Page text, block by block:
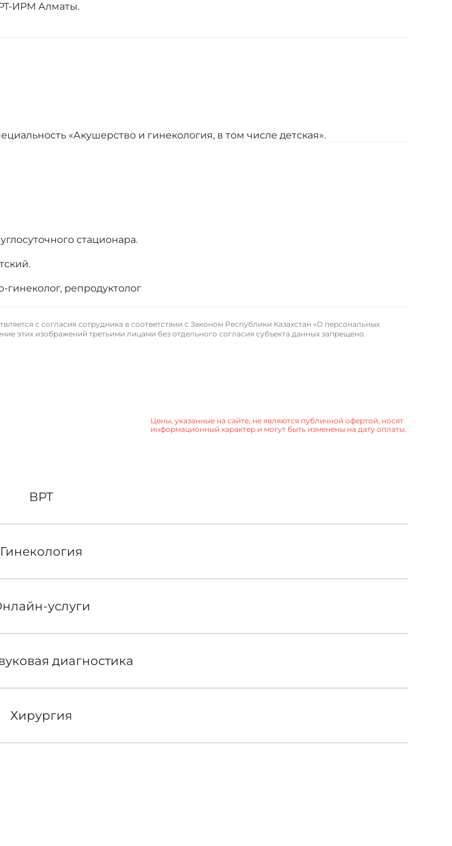
ИРМ Алматы.
«Акушерство и гинекология, в том числе детская».
стационара.
репродуктолог
с согласия сотрудника в соответствии с Законом Республики Казахстан «О персональных
этих изображений третьими лицами без отдельного согласия субъекта данных запрещено.
Цены, указанные на сайте, не являются публичной офертой, носят
информационный характер и могут быть изменены на дату оплаты.
ВРТ
Гинекология
услуги
диагностика
Хирургия